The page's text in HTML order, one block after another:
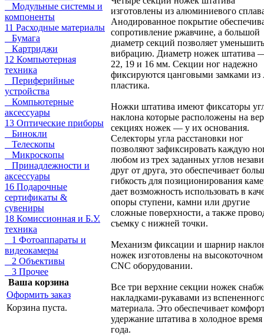
Модульные системы и
компоненты
11 Расходные материалы
Бумага
Картриджи
12 Компьютерная
техника
Периферийные
устройства
Компьютерные
аксессуары
13 Оптические приборы
Бинокли
Телескопы
Микроскопы
Принадлежности и
аксессуары
16 Подарочные
сертификаты &
сувениры
18 Комиссионная и Б.У.
техника
1 Фотоаппараты и
видеокамеры
2 Объективы
3 Прочее
Ваша корзина
Оформить заказ
Корзина пуста.
изготовлены из алюминиевого
Анодированное покрытие
сопротивление ржавчине, а большой
диаметр секций позволяет уменьшить
вибрацию. Диаметр ножек штатива
22, 19 и 16 мм. Секции ног надежно
фиксируются цанговыми замками из
пластика.
Ножки штатива имеют фиксаторы
наклона которые расположены на
секциях ножек — у их основания.
Селекторы угла расстановки ног
позволяют зафиксировать каждую
любом из трех заданных углов
друг от друга, это обеспечивает
гибкость для позиционирования
дает возможность использовать в
опоры ступени, камни или другие
сложные поверхности, а также
съемку с нижней точки.
Механизм фиксации и шарнир
ножек изготовлены на высокоточном
CNC оборудовании.
Все три верхние секции ножек
накладками-рукавами из
материала. Это обеспечивает
удержание штатива в холодное время
года.